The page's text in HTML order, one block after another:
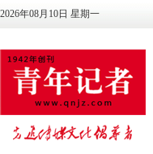
2026年08月10日 星期一